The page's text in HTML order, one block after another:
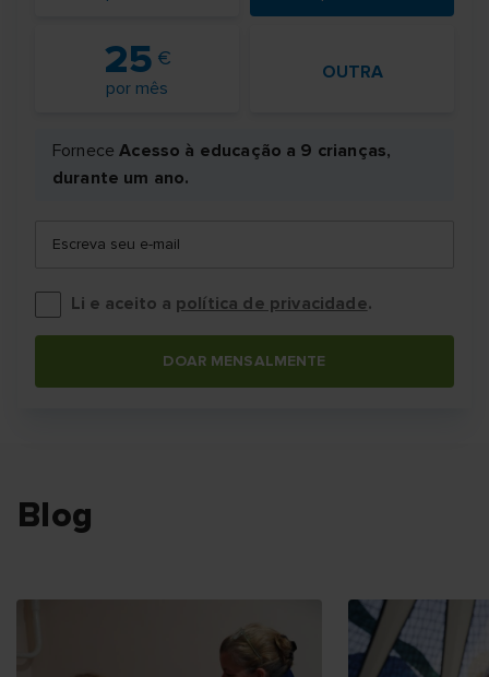
25
por mês
OUTRA
ForneceAcesso à educação a 9 crianças,
durante um ano.
Escreva seu e-mail
Li e aceito a política de privacidade.
DOAR MENSALMENTE
Blog